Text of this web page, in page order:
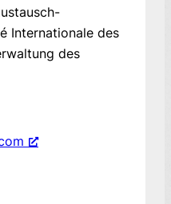
Internationale des
des